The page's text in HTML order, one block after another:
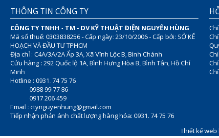
THÔNG TIN CÔNG TY
CÔNG TY TNHH - TM - DV KỸ THUẬT ĐIỆN NGUYÊN HÙNG
Mã số thuế: 0303838256 - Cấp ngày: 23/10/2006 - Cấp bởi: SỞ KẾ
HOẠCH VÀ ĐẦU TƯ TPHCM
Địa chỉ : C4A/3A/2A Ấp 3A, Xã Vĩnh Lộc B, Bình Chánh
Cửu hàng : 292 Quốc lộ 1A, Bình Hưng Hòa B, Bình Tân, Hồ Chí
Minh
Hotline : 0931. 74 75 76
0988 99 77 86
0917 206 459
Email : ctynguyenhung@gmail.com
Tiếp nhận phản ánh chất lượng hàng hóa: 0931. 74 75 76
Thiết kế web